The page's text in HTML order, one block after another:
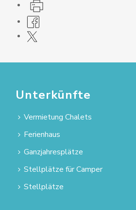
Unterkünfte
Vermietung Chalets
Ferienhaus
Ganzjahresplätze
Stellplätze für Camper
Stellplätze